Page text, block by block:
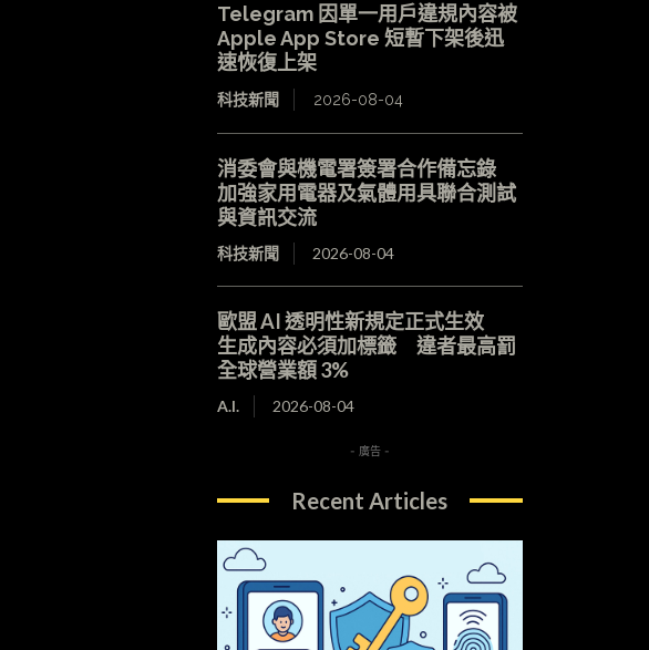
Telegram 因單一用戶違規內容被
Apple App Store 短暫下架後迅
速恢復上架
科技新聞 2026-08-04
消委會與機電署簽署合作備忘錄
加強家用電器及氣體用具聯合測試
與資訊交流
科技新聞 2026-08-04
歐盟 AI 透明性新規定正式生效
生成內容必須加標籤 違者最高罰
全球營業額 3%
A.I. 2026-08-04
- 廣告 -
Recent Articles